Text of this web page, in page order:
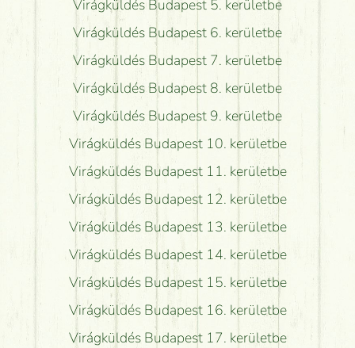
Virágküldés Budapest 5. kerületbe
Virágküldés Budapest 6. kerületbe
Virágküldés Budapest 7. kerületbe
Virágküldés Budapest 8. kerületbe
Virágküldés Budapest 9. kerületbe
Virágküldés Budapest 10. kerületbe
Virágküldés Budapest 11. kerületbe
Virágküldés Budapest 12. kerületbe
Virágküldés Budapest 13. kerületbe
Virágküldés Budapest 14. kerületbe
Virágküldés Budapest 15. kerületbe
Virágküldés Budapest 16. kerületbe
Virágküldés Budapest 17. kerületbe